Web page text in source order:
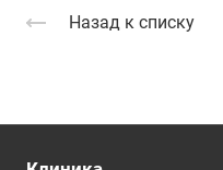
Назад к списку